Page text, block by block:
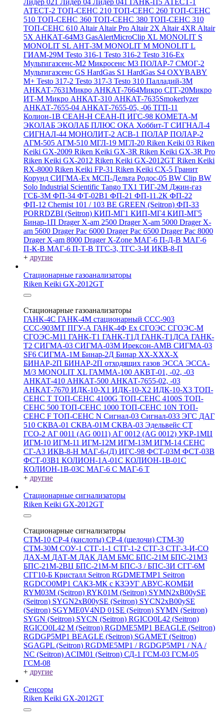
Лидер 021 Лидер 04 Лидер 041 ГАНК-П5 АТЕСТ-1
АТЕСТ-2 ТОП-СЕНС 210 ТОП-СЕНС 260 ТОП-СЕНС
510 ТОП-СЕНС 360 ТОП-СЕНС 380 ТОП-СЕНС 310
ТОП-СЕНС 610 AltairAltair Pro Altair 2X Altair 4XR Altair
5X АНКАТ-64М3 GasAlertMicroClip XL MONOLIT S
MONOLIT SL АНТ-3М MONOLIT M MONOLIT L
ГИАМ-29М Testo 316-1 Testo 316-2 Testo 316-Ex
Мультигазсенс-М2 Микросенс М3 ПОЛАР-7 СМОГ-2
Мультигазсенс GS HardGas S1 HardGas S4 OXYBABY
M+ Testo 317-2 Testo 317-3 Testo 310 Палладий-3М
АНКАТ-7631Микро АНКАТ-7664Микро СГГ-20Микро
ИТ-М Микро АНКАТ-310 АНКАТ-7635Smokerlyzer
АНКАТ-7655-04 АНКАТ-7655-05, -06 ТГП-11
Колион-1В СЕАН-Н СЕАН-П ИГС-98 КОМЕТА-М
ЭКОЛАБ ЭКОЛАБ ПЛЮС ОКА Хоббит-Т СИГНАЛ-4
СИГНАЛ-44 МОНОЛИТ-2 АСВ-1 ПОЛАР ПОЛАР-2
АГМ-505 АГМ-510 МГЛ-19 МГЛ-20 Riken Keiki 03 Riken
Keiki GX-2009 Riken Keiki GX-3R Riken Keiki GX-3R Pro
Riken Keiki GX-2012 Riken Keiki GX-2012GT Riken Keiki
RX-8000 Riken Keiki FP-31 Riken Keiki CX-5 Гранит
Корунд СИГМА-Ех МСП-Дельта Родос-05 BW Clip BW
Solo Industrial Scientific Tango TX1 ТИГ-2М Джин-газ
ГСБ-3М ФП-34 ФТ-02В1 ФП-21 ФП-11.2К ФП-22
ФП-12 Chemist 101 / 103 BE GREEN (Seitron) ФП-33
PORRDZBI (Seitron) КИП-МГ1 КИП-МГ4 КИП-МГ5
Бинар-1П Drager X-am 2500 Drager X-am 5000 Drager X-
am 5600 Drager Pac 6000 Drager Pac 6500 Drager Pac 8000
Drager X-am 8000 Drager X-Zone МАГ-6 П-Д-В МАГ-6
П-К-В МАГ-6 П-Т-В ТГС-3, ТГС-3-И ИКВ-8-П
+ другие
Стационарные газоанализаторы
Riken Keiki GX-2012GT
Стационарные газоанализаторы
ГАНК-4С ГАНК-4М стационарный ССС-903
ССС-903МТ ПГУ-А ГАНК-4Ф Ex СГОЭС СГОЭС-М
СГОЭС-М11 ГАНК-Т1 ГАНК-Т1Д ГАНК-Т1ДСА ГАНК-
Т2 СИГМА-03 СИГМА-03М Ирексон-АМВ СИГМА-03
SF6 СИГМА-1М Бинар-2Д Бинар ХХ-ХХХ-Х
БИНАР-2П БИНАР-2П отходящих газов ЭССА ЭССА-
М/3 MONOLIT XL ГАММА-100 АКВТ-01, -02, -03
АНКАТ-410 АНКАТ-500 АНКАТ-7655-02, -03
АНКАТ-7670 ИДК-10-Х1 ИДК-10-Х2 ИДК-10-Х3 ТОП-
СЕНС Т ТОП-СЕНС 4100G ТОП-СЕНС 4100S ТОП-
СЕНС 500 ТОП-СЕНС 1000 ТОП-СЕНС 10N ТОП-
СЕНС F ТОП-СЕНС N Сигнал-03 Сигнал-033 ЭГС ДАГ
510 СКВА-01 СКВА-01М СКВА-03 Эдельвейс СТ
ГСО-2 АГ 0011 (AG 0011) АГ 0012 (AG 0012) УКР-1МЦ
ИГМ-10 ИГМ-11 ИГМ-12М ИГМ-13М ИГМ-14 СЕНС
СГ-А3 ИКВ-8-Н МАГ-6-(Д) ИГС-98 ФСТ-03М ФСТ-03В
ФСТ-03В1 КОЛИОН-1А-01С КОЛИОН-1В-01С
КОЛИОН-1В-03С МАГ-6 С МАГ-6 Т
+ другие
Стационарные сигнализаторы
Riken Keiki GX-2012GT
Стационарные сигнализаторы
СТМ-10 СР-4 (кислоты) СР-4 (щелочи) СТМ-30
СТМ-30М СОУ-1 СТГ-1-1 СТГ-1-2 СТГ-3 СТГ-3-И-CO
ДАХ-М ДАТ-М ДАК ДАМ БМС БПС-21М БПС-21М3
БПС-21М-2ВЦ БПС-21М-М БПС-3 / БПС-3И СГГ-6М
СГГ10-Б Кристалл Seitron RGDMETMP1 Seitron
RGDCO0MP1 САКЗ-МК с КЗЭУГ АВУС-КОМБИ
RYM03M (Seitron) RYK01M (Seitron) SYMN2хB00ySE
(Seitron) SYGN2xB00ySE (Seitron) SYCN2xB00ySE
(Seitron) SGYME0V4ND 01SE (Seitron) SYMN (Seitron)
SYGN (Seitron) SYCN (Seitron) RGICO0L42 (Seitron)
RGICO0L42 M (Seitron) RGDME5MP1 BEAGLE (Seitron)
RGDGP5MP1 BEAGLE (Seitron) SGAMET (Seitron)
SGAGPL (Seitron) RGDME5MP1 / RGDGP5MP1 / NA /
NC (Seitron) ACIM01 (Seitron) СД-1 ГСМ-03 ГСМ-05
ГСМ-08
+ другие
Сенсоры
Riken Keiki GX-2012GT